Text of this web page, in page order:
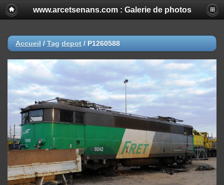
www.arcetsenans.com : Galerie de photos
Accueil / Tag depot / P1260588